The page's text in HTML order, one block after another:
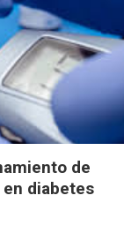
de
diabetes